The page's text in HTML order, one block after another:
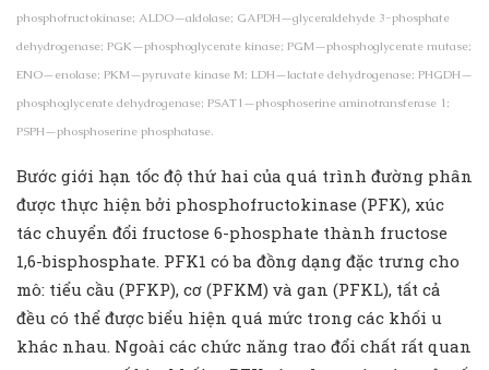
phosphofructokinase; ALDO—aldolase; GAPDH—glyceraldehyde 3-phosphate
dehydrogenase; PGK—phosphoglycerate kinase; PGM—phosphoglycerate mutase;
ENO—enolase; PKM—pyruvate kinase M; LDH—lactate dehydrogenase; PHGDH—
phosphoglycerate dehydrogenase; PSAT1—phosphoserine aminotransferase 1;
PSPH—phosphoserine phosphatase.
Bước giới hạn tốc độ thứ hai của quá trình đường phân
được thực hiện bởi phosphofructokinase (PFK), xúc
tác chuyển đổi fructose 6-phosphate thành fructose
1,6-bisphosphate. PFK1 có ba đồng dạng đặc trưng cho
mô: tiểu cầu (PFKP), cơ (PFKM) và gan (PFKL), tất cả
đều có thể được biểu hiện quá mức trong các khối u
khác nhau. Ngoài các chức năng trao đổi chất rất quan